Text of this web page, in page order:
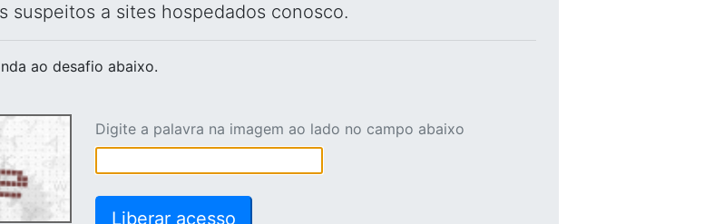
suspeitos a sites hospedados conosco.
ao desafio abaixo.
Digite a palavra na imagem ao lado no campo abaixo